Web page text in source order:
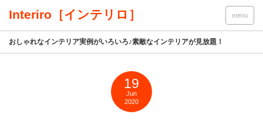
Interiro［インテリロ］ menu
おしゃれなインテリア実例がいろいろ♪素敵なインテリアが見放題！
19
Jun
2020